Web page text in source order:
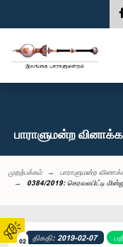
02
பாராளுமன்ற
முதற்பக்கம்
பாராளுமன்ற
0384/2019: கெரவலபிட்டி
திகதி: 2019-02-07